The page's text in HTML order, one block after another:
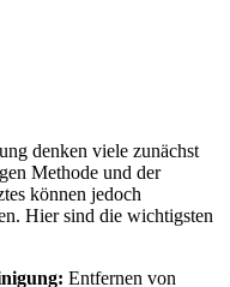
denken viele zunächst
Methode und der
können jedoch
Hier sind die wichtigsten
Entfernen von